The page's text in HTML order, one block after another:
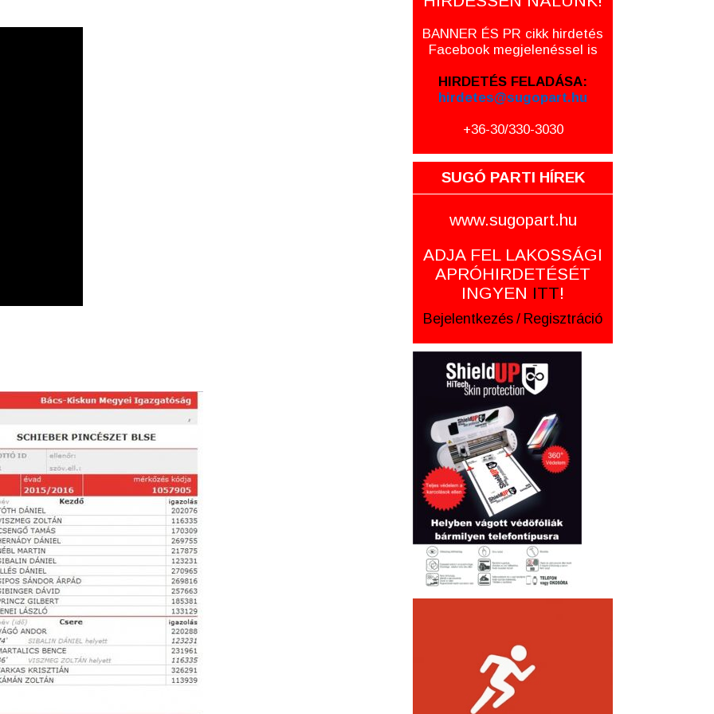
BANNER ÉS PR cikk hirdetés
Facebook megjelenéssel is
HIRDETÉS FELADÁSA:
hirdetes@sugopart.hu
+36-30/330-3030
SUGÓ PARTI HÍREK
www.sugopart.hu
ADJA FEL LAKOSSÁGI
APRÓHIRDETÉSÉT
INGYEN ITT!
Bejelentkezés / Regisztráció